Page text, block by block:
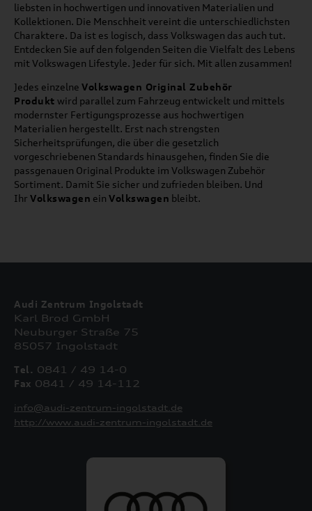
liebsten in hochwertigen und innovativen Materialien und
Kollektionen. Die Menschheit vereint die unterschiedlichsten
Charaktere. Da ist es logisch, dass Volkswagen das auch tut.
Entdecken Sie auf den folgenden Seiten die Vielfalt des Lebens
mit Volkswagen Lifestyle. Jeder für sich. Mit allen zusammen!
Jedes einzelne Volkswagen Original Zubehör
Produkt wird parallel zum Fahrzeug entwickelt und mittels
modernster Fertigungsprozesse aus hochwertigen
Materialien hergestellt. Erst nach strengsten
Sicherheitsprüfungen, die über die gesetzlich
vorgeschriebenen Standards hinausgehen, finden Sie die
passgenauen Original Produkte im Volkswagen Zubehör
Sortiment. Damit Sie sicher und zufrieden bleiben. Und
Ihr Volkswagen ein Volkswagen bleibt.
Audi Zentrum Ingolstadt
Karl Brod GmbH
Neuburger Straße 75
85057 Ingolstadt
Tel. 0841 / 49 14-0
Fax 0841 / 49 14-112
info@audi-zentrum-ingolstadt.de
http://www.audi-zentrum-ingolstadt.de